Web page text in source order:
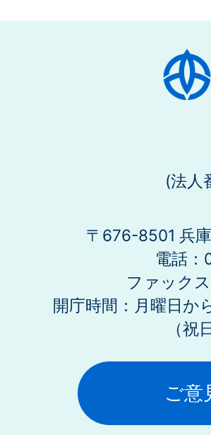
(法人
〒676-8501 兵
電話：
ファック
開庁時間：月曜日
（
ご意